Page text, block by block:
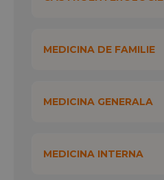
MEDICINA DE FAMILIE
MEDICINA GENERALA
MEDICINA INTERNA